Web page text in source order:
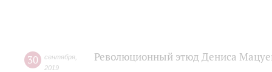
30 сентября
2019
Революционный этюд Дениса